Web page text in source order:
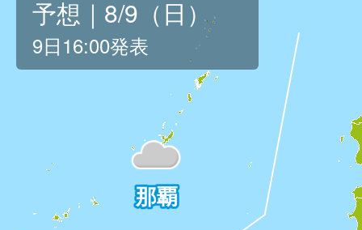
予想｜8/9（日）
9日16:00発表